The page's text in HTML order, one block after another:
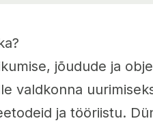
jõudude ja
valdkonna
ja tööriistu.